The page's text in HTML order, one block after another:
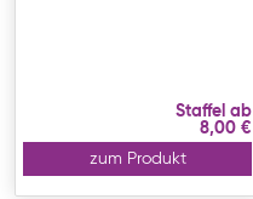
Staffel ab
8,00 €
zum Produkt